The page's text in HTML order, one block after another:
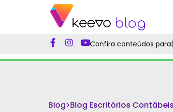
Confira conteúdos para:
Blog>Blog Escritórios Contábeis